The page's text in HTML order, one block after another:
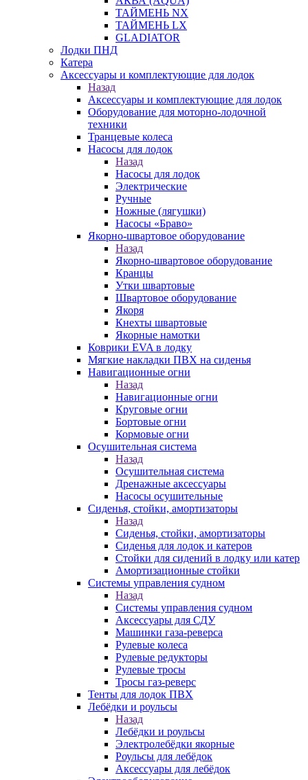
ТАЙМЕНЬ NX
ТАЙМЕНЬ LX
GLADIATOR
Лодки ПНД
Катера
Аксессуары и комплектующие для лодок
Назад
Аксессуары и комплектующие для лодок
Оборудование для моторно-лодочной
техники
Транцевые колеса
Насосы для лодок
Назад
Насосы для лодок
Электрические
Ручные
Ножные (лягушки)
Насосы «Браво»
Якорно-швартовое оборудование
Назад
Якорно-швартовое оборудование
Кранцы
Утки швартовые
Швартовое оборудование
Якоря
Кнехты швартовые
Якорные намотки
Коврики EVA в лодку
Мягкие накладки ПВХ на сиденья
Навигационные огни
Назад
Навигационные огни
Круговые огни
Бортовые огни
Кормовые огни
Осушительная система
Назад
Осушительная система
Дренажные аксессуары
Насосы осушительные
Сиденья, стойки, амортизаторы
Назад
Сиденья, стойки, амортизаторы
Сиденья для лодок и катеров
Стойки для сидений в лодку или катер
Амортизационные стойки
Системы управления судном
Назад
Системы управления судном
Аксессуары для СДУ
Машинки газа-реверса
Рулевые колеса
Рулевые редукторы
Рулевые тросы
Тросы газ-реверс
Тенты для лодок ПВХ
Лебёдки и роульсы
Назад
Лебёдки и роульсы
Электролебёдки якорные
Роульсы для лебёдок
Аксессуары для лебёдок